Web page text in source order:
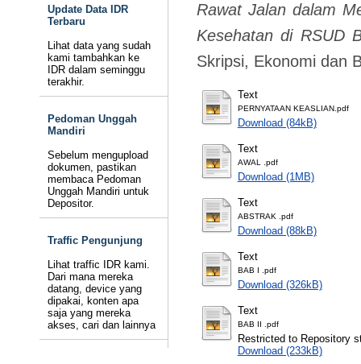
Update Data IDR
Terbaru
Lihat data yang sudah
kami tambahkan ke
IDR dalam seminggu
terakhir.
Pedoman Unggah
Mandiri
Sebelum mengupload
dokumen, pastikan
membaca Pedoman
Unggah Mandiri untuk
Depositor.
Traffic Pengunjung
Lihat traffic IDR kami.
Dari mana mereka
datang, device yang
dipakai, konten apa
saja yang mereka
akses, cari dan lainnya
Rawat Jalan dalam
Kesehatan di RSUD
Skripsi, Ekonomi dan
Text
PERNYATAAN KEASLIAN.pdf
Download (84kB)
Text
AWAL .pdf
Download (1MB)
Text
ABSTRAK .pdf
Download (88kB)
Text
BAB I .pdf
Download (326kB)
Text
BAB II .pdf
Restricted to Repository
Download (233kB)